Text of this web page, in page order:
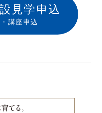
見学申込
講座申込